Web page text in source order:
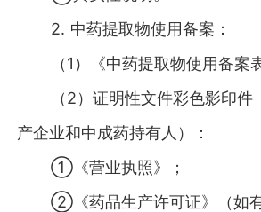
2. 中药提取物使用备案：
（1）《中药提取物使用备案
（2）证明性文件彩色影印件
产企业和中成药持有人）：
①《营业执照》；
②《药品生产许可证》（如